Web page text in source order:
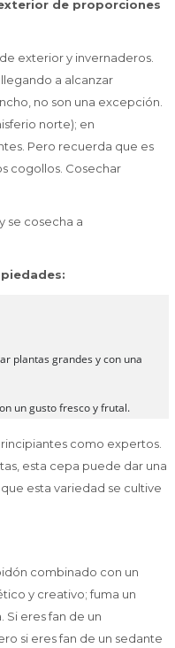
de proporciones
exterior y invernaderos.
a alcanzar
no son una excepción.
norte); en
Pero recuerda que es
cogollos. Cosechar
se cosecha a
plantas grandes y con una
un gusto fresco y frutal.
como expertos.
esta cepa puede dar una
esta variedad se cultive
combinado con un
y creativo; fuma un
eres fan de un
si eres fan de un sedante